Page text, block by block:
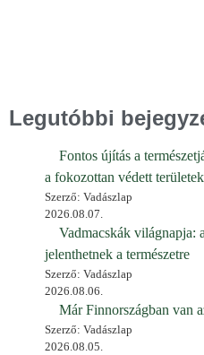
Legutóbbi
Fontos újítás a
a fokozottan védett területek
Szerző: Vadászlap
2026.08.07.
Vadmacskák világnapja:
jelenthetnek a természetre
Szerző: Vadászlap
2026.08.06.
Már Finnországban van
Szerző: Vadászlap
2026.08.05.